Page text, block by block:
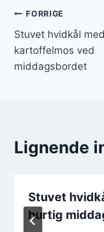
FORRIGE
Stuvet hvidkål med
kartoffelmos ved
middagsbordet
Lignende
Stuvet
hurtig